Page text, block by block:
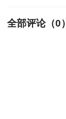
信报名考试
1998年度全
知》(人办发
考试结束后
试答卷，将
全部评论（0）